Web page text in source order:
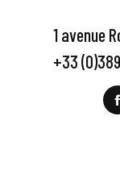
1 avenue
+33